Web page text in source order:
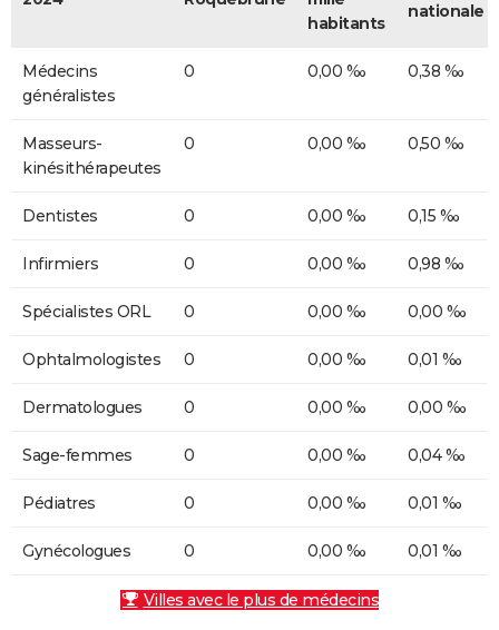
habitants
nationale
Médecins
généralistes
0 0,00 ‰ 0,38 ‰
Masseurs-
kinésithérapeutes
0 0,00 ‰ 0,50 ‰
Dentistes 0 0,00 ‰ 0,15 ‰
Infirmiers 0 0,00 ‰ 0,98 ‰
Spécialistes ORL 0 0,00 ‰ 0,00 ‰
Ophtalmologistes 0 0,00 ‰ 0,01 ‰
Dermatologues 0 0,00 ‰ 0,00 ‰
Sage-femmes 0 0,00 ‰ 0,04 ‰
Pédiatres 0 0,00 ‰ 0,01 ‰
Gynécologues 0 0,00 ‰ 0,01 ‰
Villes avec le plus de médecins